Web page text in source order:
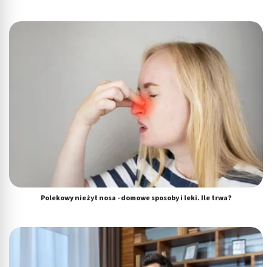
Polekowy nieżyt nosa - domowe sposoby i leki. Ile trwa?